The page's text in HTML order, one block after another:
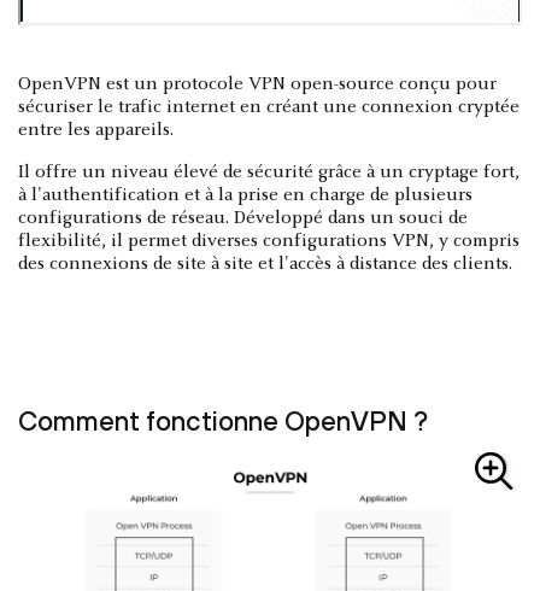
OpenVPN est un protocole VPN open-source conçu pour
sécuriser le trafic internet en créant une connexion cryptée
entre les appareils.
Il offre un niveau élevé de sécurité grâce à un cryptage fort,
à l'authentification et à la prise en charge de plusieurs
configurations de réseau. Développé dans un souci de
flexibilité, il permet diverses configurations VPN, y compris
des connexions de site à site et l'accès à distance des clients.
Comment fonctionne OpenVPN ?